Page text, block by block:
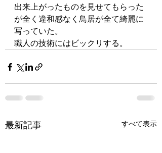
出来上がったものを見せてもらった
が全く違和感なく鳥居が全て綺麗に
写っていた。
職人の技術にはビックリする。
最新記事 すべて表示